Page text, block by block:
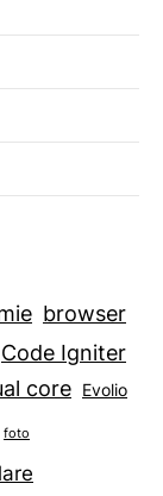
browser
Code Igniter
core Evolio
foto